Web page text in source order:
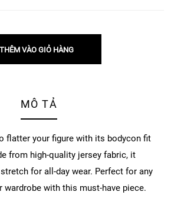
THÊM VÀO GIỎ HÀNG
MÔ TẢ
flatter your figure with its bodycon fit
from high-quality jersey fabric, it
for all-day wear. Perfect for any
wardrobe with this must-have piece.